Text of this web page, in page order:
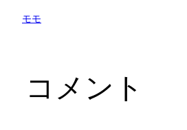
モモ
コメント